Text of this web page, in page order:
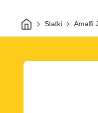
DomStatki Amalfi